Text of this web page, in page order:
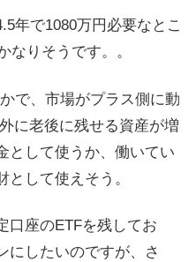
年で1080万円必要なとこ
なりそうです。。
で、市場がプラス側に動
に老後に残せる資産が増
として使うか、働いてい
して使えそう。
口座のETFを残してお
にしたいのですが、さ